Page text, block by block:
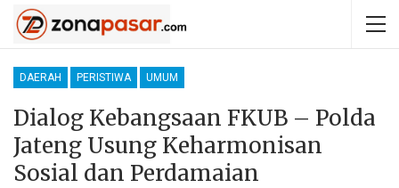
DAERAH PERISTIWA UMUM
Dialog Kebangsaan FKUB – Polda
Jateng Usung Keharmonisan
Sosial dan Perdamaian